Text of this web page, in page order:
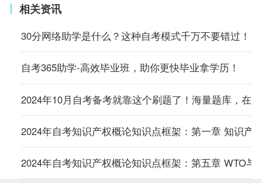
相关资讯
30分网络助学是什么？这种自考模式千万不要错过！
自考365助学-高效毕业班，助你更快毕业拿学历！
2024年10月自考备考就靠这个刷题了！海量题库，在
2024年自考知识产权概论知识点框架：第一章 知识产
2024年自考知识产权概论知识点框架：第五章 WTO与